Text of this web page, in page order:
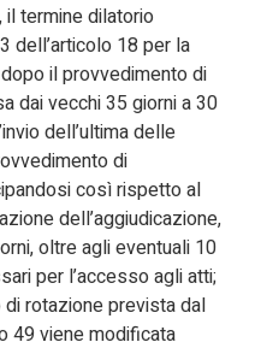
il termine dilatorio
dell’articolo 18 per la
il provvedimento di
dai vecchi 35 giorni a 30
dell’ultima delle
di
così rispetto al
dell’aggiudicazione,
oltre agli eventuali 10
per l’accesso agli atti;
rotazione prevista dal
49 viene modificata